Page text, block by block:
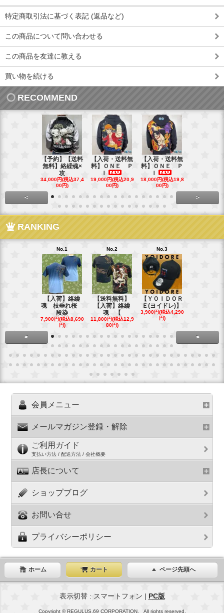
特定商取引法に基づく表記 (返品など)
この商品について問い合わせる
この商品を友達に教える
買い物を続ける
RECOMMEND
【予約】【送料
無料】絡繰魂×
攻
34,000円(税込37,4
00円)
【入荷・送料無
料】ＯＮＥ Ｐ
Ｉ
19,000円(税込20,9
00円)
【入荷・送料無
料】ＯＮＥ Ｐ
Ｉ
18,000円(税込19,8
00円)
< >
RANKING
No.1
【入荷】絡繰
魂 枝垂れ桜
段染
7,900円(税込8,690
円)
No.2
【送料無料】
【入荷】絡繰
魂 【
11,800円(税込12,9
80円)
No.3
【ＹＯＩＤＯＲ
Ｅ(ヨイドレ)】
3,900円(税込4,290
円)
< >
会員メニュー
メールマガジン登録・解除
ご利用ガイド
支払い方法 / 配送方法 / 会社概要
店長について
ショップブログ
お問い合せ
プライバシーポリシー
ホーム カート ページ先頭へ
表示切替 : スマートフォン | PC版
Copyright © REGULUS.69 CORPORATION. All rights reserved.